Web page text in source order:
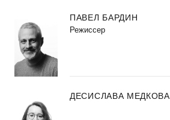
ПАВЕЛ БАРДИН
Режиссер
ДЕСИСЛАВА МЕДКОВА